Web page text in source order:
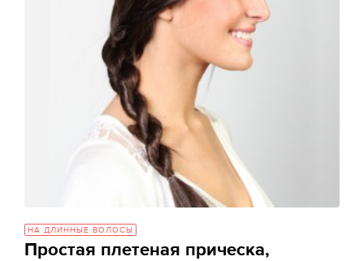
НА ДЛИННЫЕ ВОЛОСЫ
Простая плетеная прическа,